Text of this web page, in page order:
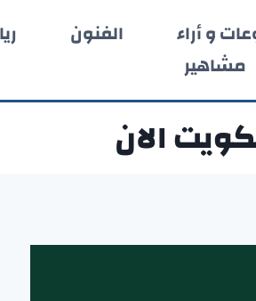
و أراء الفنون
مشاهير
الان